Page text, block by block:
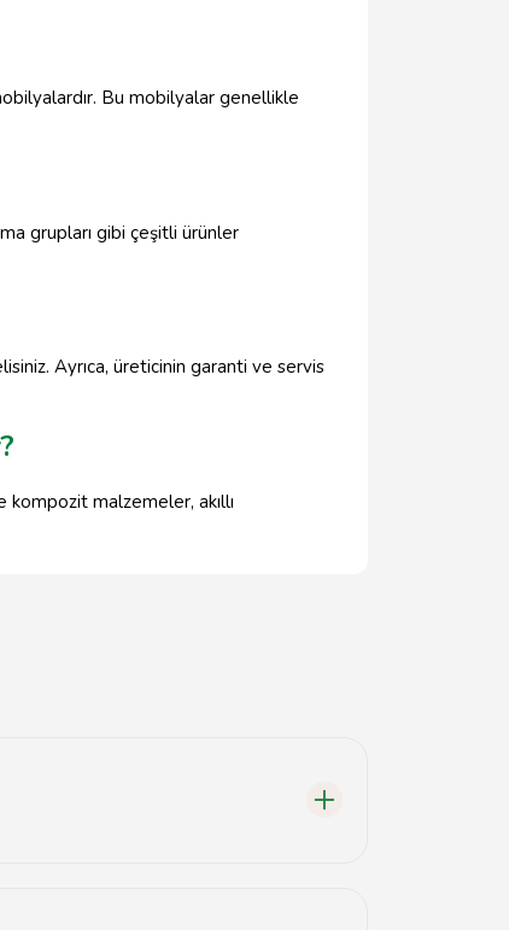
Bu mobilyalar genellikle
grupları gibi çeşitli ürünler
Ayrıca, üreticinin garanti ve servis
kompozit malzemeler, akıllı